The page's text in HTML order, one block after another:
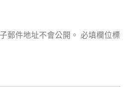
郵件地址不會公開。 必填欄位標